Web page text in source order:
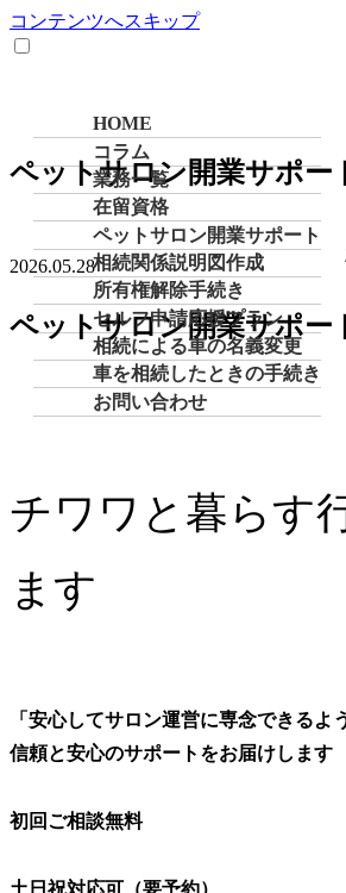
コンテンツへスキップ
HOME
コラム
業務一覧
在留資格
ペットサロン開業サポート
相続関係説明図作成
所有権解除手続き
セルフ申請応援プラン
相続による車の名義変更
車を相続したときの手続き
お問い合わせ
ペットサロン開業サポー
2026.05.28
ペットサロン開業サポー
チワワと暮らす
ます
「安心してサロン運営に専念できるよ
信頼と安心のサポートをお届けします
初回ご相談無料
土日祝対応可 （要予約）